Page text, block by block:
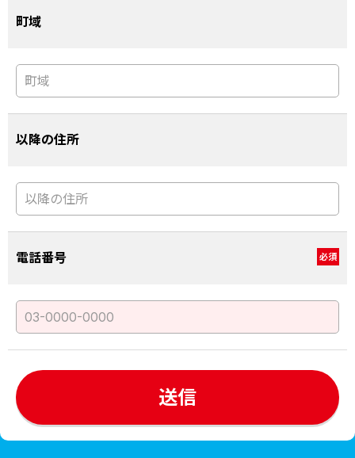
町域
以降の住所
電話番号 必須